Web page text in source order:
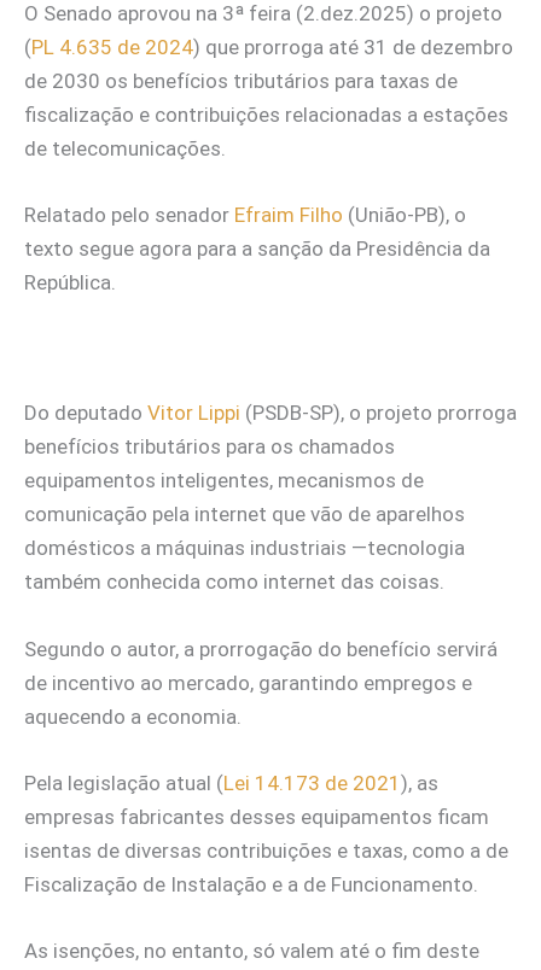
O Senado aprovou na 3ª feira (2.dez.2025) o projeto
(PL 4.635 de 2024) que prorroga até 31 de dezembro
de 2030 os benefícios tributários para taxas de
fiscalização e contribuições relacionadas a estações
de telecomunicações.
Relatado pelo senador Efraim Filho (União-PB), o
texto segue agora para a sanção da Presidência da
República.
Do deputado Vitor Lippi (PSDB-SP), o projeto prorroga
benefícios tributários para os chamados
equipamentos inteligentes, mecanismos de
comunicação pela internet que vão de aparelhos
domésticos a máquinas industriais —tecnologia
também conhecida como internet das coisas.
Segundo o autor, a prorrogação do benefício servirá
de incentivo ao mercado, garantindo empregos e
aquecendo a economia.
Pela legislação atual (Lei 14.173 de 2021 ), as
empresas fabricantes desses equipamentos ficam
isentas de diversas contribuições e taxas, como a de
Fiscalização de Instalação e a de Funcionamento.
As isenções, no entanto, só valem até o fim deste